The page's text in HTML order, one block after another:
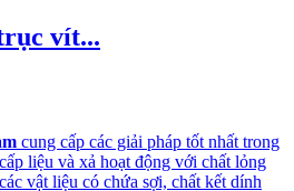
vít...
cung cấp các giải pháp tốt nhất trong
liệu và xả hoạt động với chất lỏng
vật liệu có chứa sợi, chất kết dính